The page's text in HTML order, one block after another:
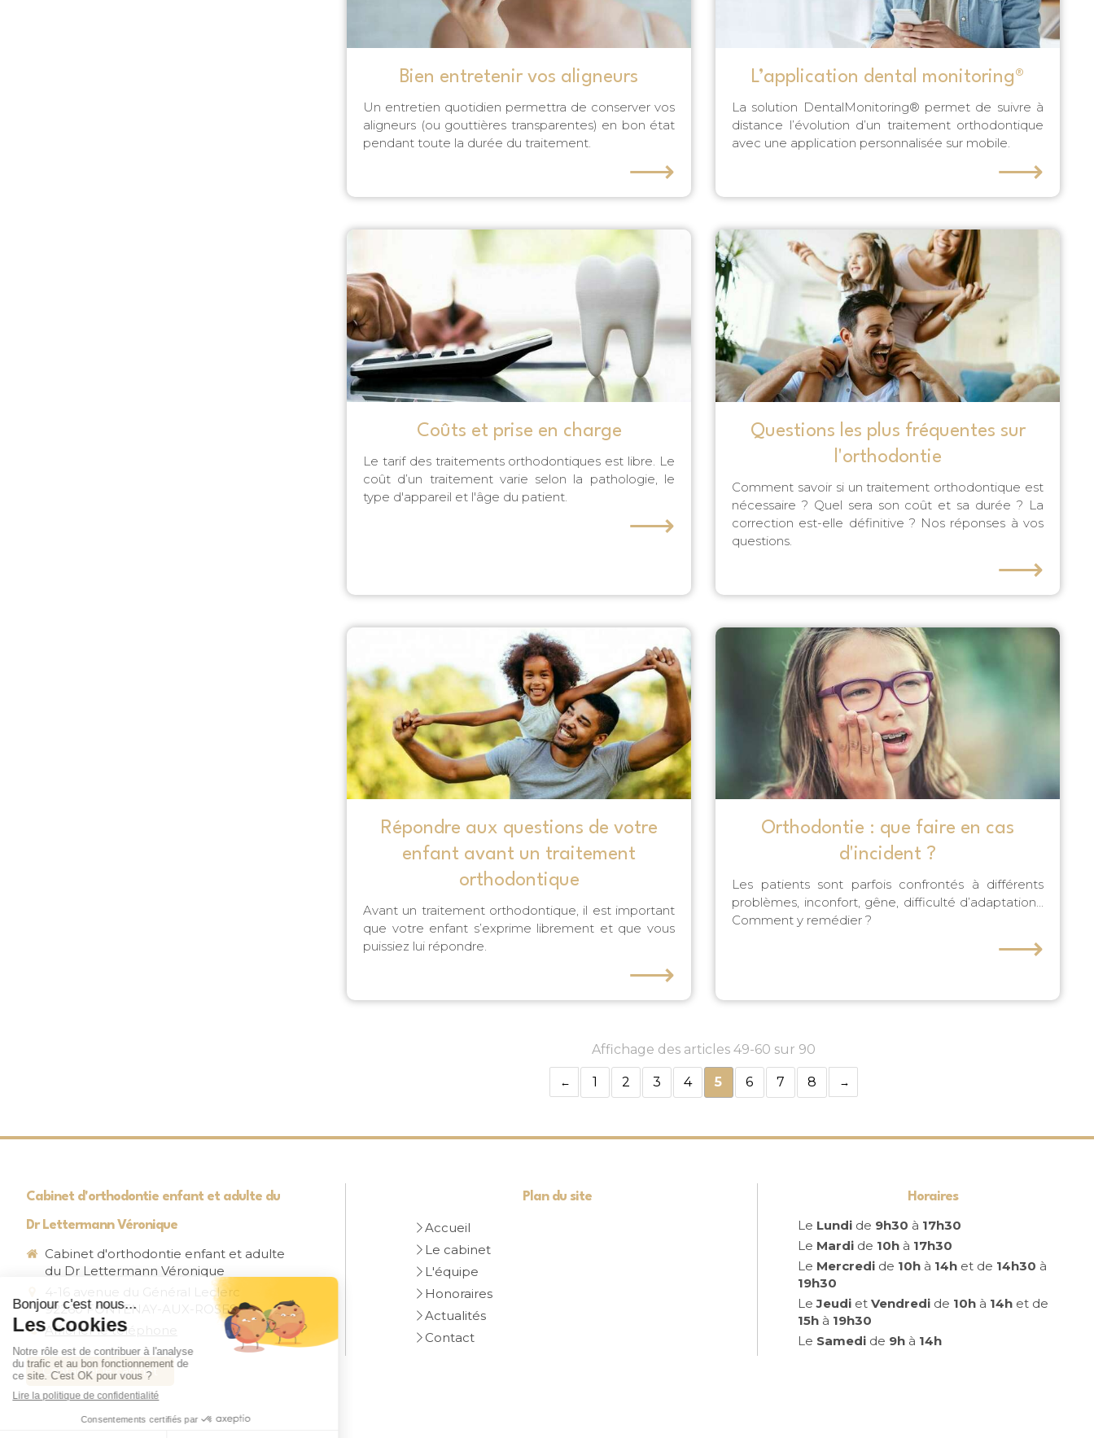
Bien entretenir vos aligneurs
Un entretien quotidien permettra de conserver vos
aligneurs (ou gouttières transparentes) en bon état
pendant toute la durée du traitement.
⟶
L’application dental monitoring®
La solution DentalMonitoring® permet de suivre à
distance l’évolution d’un traitement orthodontique
avec une application personnalisée sur mobile.
⟶
Coûts et prise en charge
Le tarif des traitements orthodontiques est libre. Le
coût d’un traitement varie selon la pathologie, le
type d'appareil et l'âge du patient.
⟶
Questions les plus fréquentes sur
l'orthodontie
Comment savoir si un traitement orthodontique est
nécessaire ? Quel sera son coût et sa durée ? La
correction est-elle définitive ? Nos réponses à vos
questions.
⟶
Répondre aux questions de votre
enfant avant un traitement
orthodontique
Avant un traitement orthodontique, il est important
que votre enfant s’exprime librement et que vous
puissiez lui répondre.
⟶
Orthodontie : que faire en cas
d'incident ?
Les patients sont parfois confrontés à différents
problèmes, inconfort, gêne, difficulté d’adaptation...
Comment y remédier ?
⟶
Affichage des articles 49-60 sur 90
1 2 3 4 5 6 7 8
Cabinet d'orthodontie enfant et adulte du
Dr Lettermann Véronique
Cabinet d'orthodontie enfant et adulte
du Dr Lettermann Véronique
4-16 avenue du Général Leclerc
92260 FONTENAY-AUX-ROSES
Afficher le téléphone
Contacter le cabinet
Plan du site
Accueil
Le cabinet
L'équipe
Honoraires
Actualités
Contact
Horaires
Le Lundide 9h30 à 17h30
Le Mardide 10hà 17h30
Le Mercredide 10hà 14het de 14h30 à
19h30
LeJeudiet Vendredide 10hà 14het de
15hà 19h30
Le Samedide 9hà 14h